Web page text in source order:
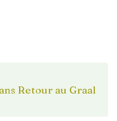
Retour au Graal